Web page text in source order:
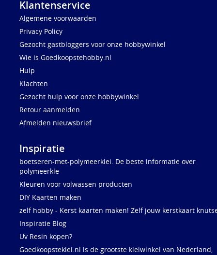
Klantenservice
Algemene voorwaarden
Privacy Policy
Gezocht gastbloggers voor onze hobbywinkel
Wie is Goedkoopstehobby.nl
Hulp
Klachten
Gezocht hulp voor onze hobbywinkel
Retour aanmelden
Afmelden nieuwsbrief
Inspiratie
boetseren-met-polymeerklei. De beste informatie over
polymeerkle
Kleuren voor volwassen producten
DIY Kaarten maken
zelf hobby - Kerst kaarten maken! Zelf jouw kerstkaart
Inspiratie Blog
Uv Resin kopen?
Goedkoopsteklei.nl is de grootste kleiwinkel van Nederland,